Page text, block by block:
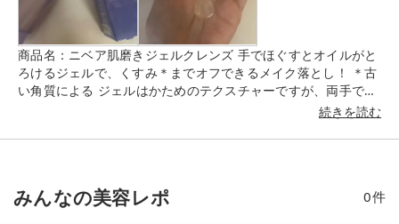
商品名：ニベア肌磨きジェルクレンズ 手でほぐすとオイルがと
ろけるジェルで、くすみ＊までオフできるメイク落とし！ ＊古
い角質による ジェルはかためのテクスチャーですが、両手でこ
#PR #ニベア #肌磨きジェルクレンズ #クレンジング
続きを読む
みんなの美容レポ 0件